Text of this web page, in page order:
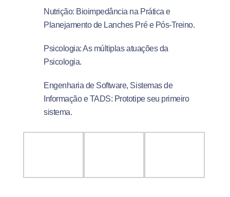
Nutrição: Bioimpedância na Prática e
Planejamento de Lanches Pré e Pós-Treino.
Psicologia: As múltiplas atuações da
Psicologia.
Engenharia de Software, Sistemas de
Informação e TADS: Prototipe seu primeiro
sistema.